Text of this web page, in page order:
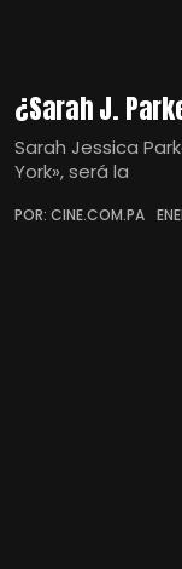
¿Sarah J.
Sarah Jessica
York», será la
POR: CINE.COM.PA